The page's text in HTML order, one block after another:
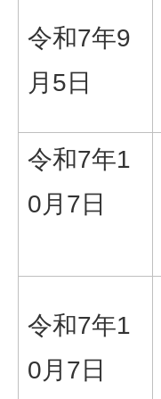
令和7年9
月5日
令和7年1
0月7日
令和7年1
0月7日